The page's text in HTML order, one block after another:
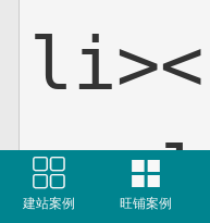
n

建站案例

旺铺案例